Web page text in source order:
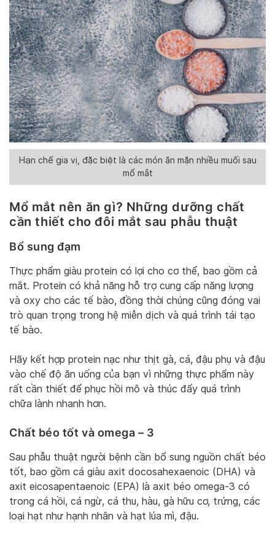
Hạn chế gia vị, đặc biệt là các món ăn mặn nhiều muối sau
mổ mắt
Mổ mắt nên ăn gì? Những dưỡng chất
cần thiết cho đôi mắt sau phẫu thuật
Bổ sung đạm
Thực phẩm giàu protein có lợi cho cơ thể, bao gồm cả
mắt. Protein có khả năng hỗ trợ cung cấp năng lượng
và oxy cho các tế bào, đồng thời chúng cũng đóng vai
trò quan trọng trong hệ miễn dịch và quá trình tái tạo
tế bào.
Hãy kết hợp protein nạc như thịt gà, cá, đậu phụ và đậu
vào chế độ ăn uống của bạn vì những thực phẩm này
rất cần thiết để phục hồi mô và thúc đẩy quá trình
chữa lành nhanh hơn.
Chất béo tốt và omega – 3
Sau phẫu thuật người bệnh cần bổ sung nguồn chất béo
tốt, bao gồm cá giàu axit docosahexaenoic (DHA) và
axit eicosapentaenoic (EPA) là axit béo omega-3 có
trong cá hồi, cá ngừ, cá thu, hàu, gà hữu cơ, trứng, các
loại hạt như hạnh nhân và hạt lúa mì, đậu.